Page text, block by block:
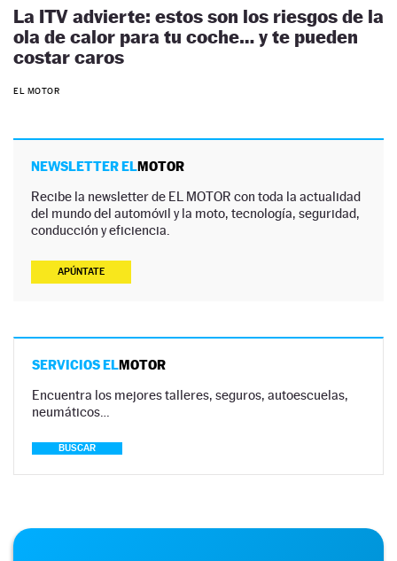
La ITV advierte: estos son los riesgos de la
ola de calor para tu coche… y te pueden
costar caros
EL MOTOR
NEWSLETTER ELMOTOR
Recibe la newsletter de EL MOTOR con toda la actualidad
del mundo del automóvil y la moto, tecnología, seguridad,
conducción y eficiencia.
APÚNTATE
SERVICIOS ELMOTOR
Encuentra los mejores talleres, seguros, autoescuelas,
neumáticos…
BUSCAR